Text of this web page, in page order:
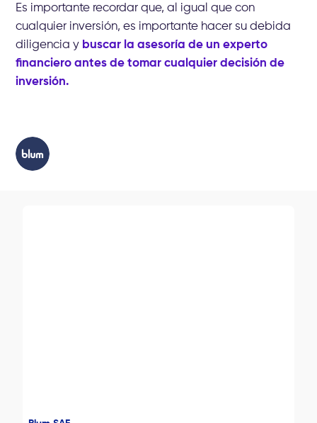
Es importante recordar que, al igual que con
cualquier inversión, es importante hacer su debida
diligencia y buscar la asesoría de un experto
financiero antes de tomar cualquier decisión de
inversión.